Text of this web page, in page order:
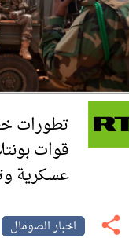
تطورات
قوات
عسكرية
اخبار الصومال